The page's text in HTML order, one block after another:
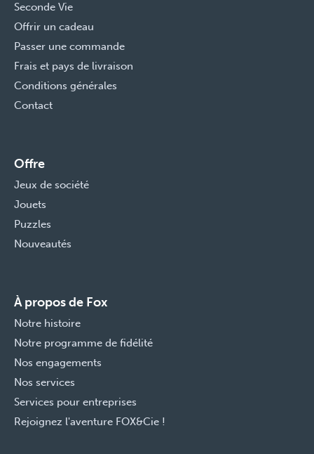
Seconde Vie
Offrir un cadeau
Passer une commande
Frais et pays de livraison
Conditions générales
Contact
Offre
Jeux de société
Jouets
Puzzles
Nouveautés
À propos de Fox
Notre histoire
Notre programme de fidélité
Nos engagements
Nos services
Services pour entreprises
Rejoignez l'aventure FOX&Cie !